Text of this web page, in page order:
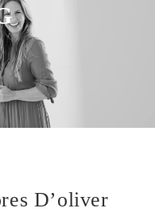
D’oliver